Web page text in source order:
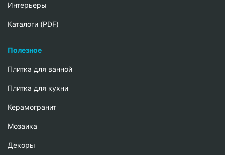
Интерьеры
Каталоги (PDF)
Полезное
Плитка для ванной
Плитка для кухни
Керамогранит
Мозаика
Декоры